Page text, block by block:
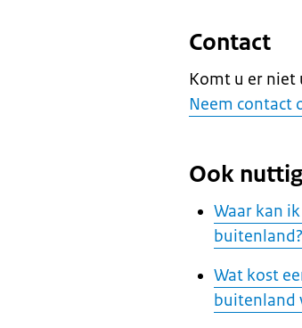
Contact
Komt u er niet
Neem contact
Ook nuttig
Waar kan
buitenland?
Wat kost
buitenland